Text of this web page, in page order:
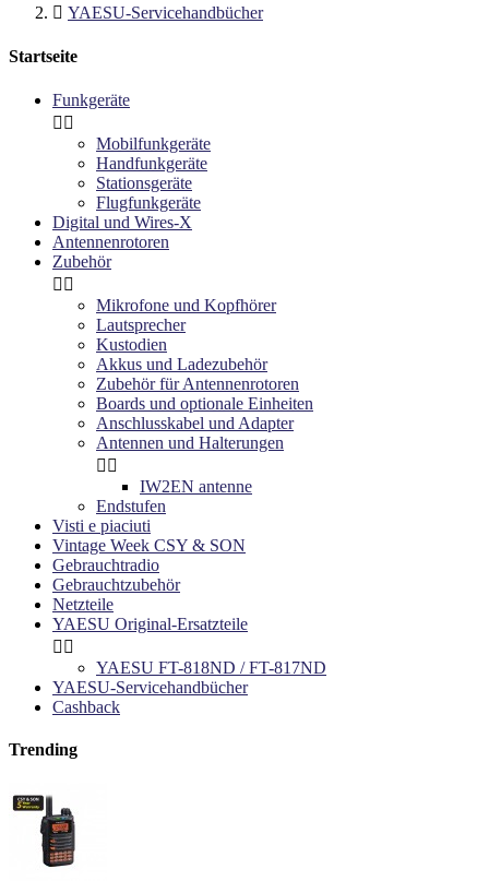
 YAESU-Servicehandbücher
Startseite
Funkgeräte
 
Mobilfunkgeräte
Handfunkgeräte
Stationsgeräte
Flugfunkgeräte
Digital und Wires-X
Antennenrotoren
Zubehör
 
Mikrofone und Kopfhörer
Lautsprecher
Kustodien
Akkus und Ladezubehör
Zubehör für Antennenrotoren
Boards und optionale Einheiten
Anschlusskabel und Adapter
Antennen und Halterungen
 
IW2EN antenne
Endstufen
Visti e piaciuti
Vintage Week CSY & SON
Gebrauchtradio
Gebrauchtzubehör
Netzteile
YAESU Original-Ersatzteile
 
YAESU FT-818ND / FT-817ND
YAESU-Servicehandbücher
Cashback
Trending